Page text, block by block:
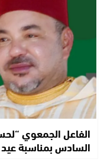
الفاعل الجمعوي
السادس بمناسبة